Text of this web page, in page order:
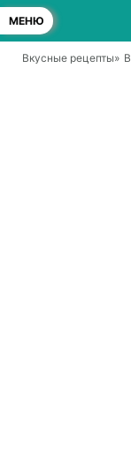
МЕНЮ
Вкусные рецепты»